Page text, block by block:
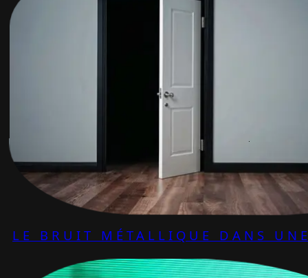
LE BRUIT MÉTALLIQUE DANS